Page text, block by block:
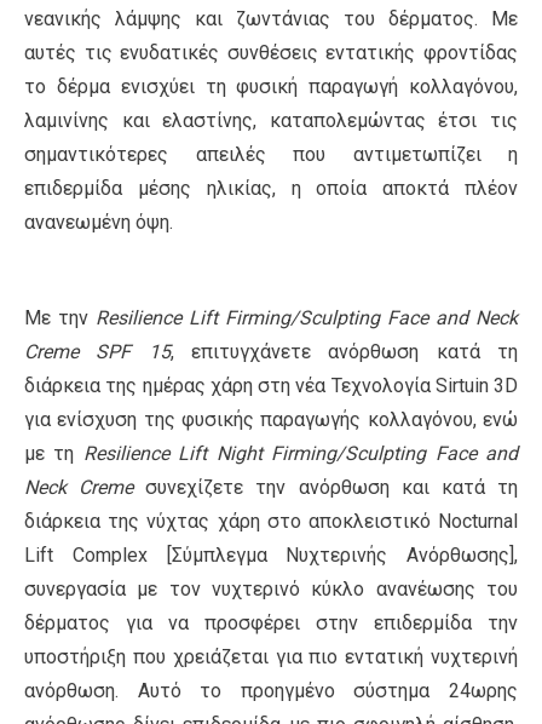
νεανικής λάμψης και ζωντάνιας του δέρματος. Με
αυτές τις ενυδατικές συνθέσεις εντατικής φροντίδας
το δέρμα ενισχύει τη φυσική παραγωγή κολλαγόνου,
λαμινίνης και ελαστίνης, καταπολεμώντας έτσι τις
σημαντικότερες απειλές που αντιμετωπίζει η
επιδερμίδα μέσης ηλικίας, η οποία αποκτά πλέον
ανανεωμένη όψη.
Με την Resilience Lift Firming/Sculpting Face and Neck
Creme SPF 15, επιτυγχάνετε ανόρθωση κατά τη
διάρκεια της ημέρας χάρη στη νέα Τεχνολογία Sirtuin 3D
για ενίσχυση της φυσικής παραγωγής κολλαγόνου, ενώ
με τη Resilience Lift Night Firming/Sculpting Face and
Neck Cremeσυνεχίζετε την ανόρθωση και κατά τη
διάρκεια της νύχτας χάρη στο αποκλειστικό Nocturnal
Lift Complex [Σύμπλεγμα Νυχτερινής Ανόρθωσης],
συνεργασία με τον νυχτερινό κύκλο ανανέωσης του
δέρματος για να προσφέρει στην επιδερμίδα την
υποστήριξη που χρειάζεται για πιο εντατική νυχτερινή
ανόρθωση. Αυτό το προηγμένο σύστημα 24ωρης